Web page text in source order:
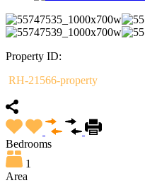
Property ID:
RH-21566-property
Bedrooms
1
Area